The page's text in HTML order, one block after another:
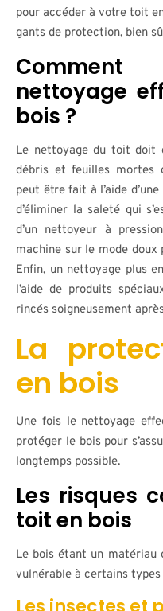
pour accéder à votre toit
gants de protection, bien
nettoyage
bois ?
Le nettoyage du toit doit
débris et feuilles mortes
peut être fait à l’aide
d’éliminer la saleté qui
d’un nettoyeur à
machine sur le mode
Enfin, un nettoyage plus
l’aide de produits
rincés soigneusement
La
en bois
Une fois le nettoyage
protéger le bois pour
longtemps possible.
Les risques
toit en bois
Le bois étant un matériau
vulnérable à certains types